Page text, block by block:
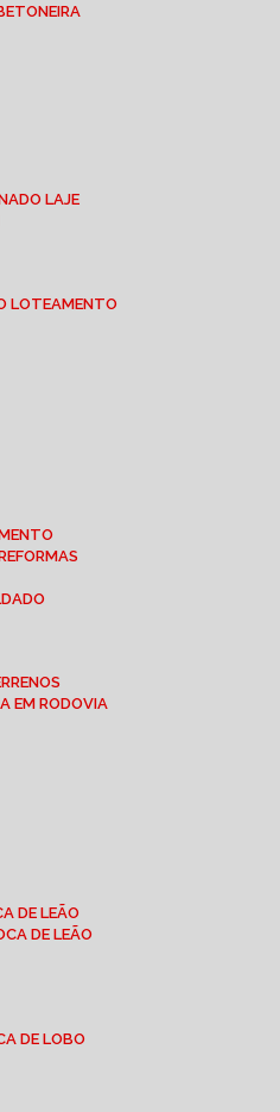
LAJE
LOTEAMENTO
EM RODOVIA
DE LEÃO
DE LEÃO
DE LOBO